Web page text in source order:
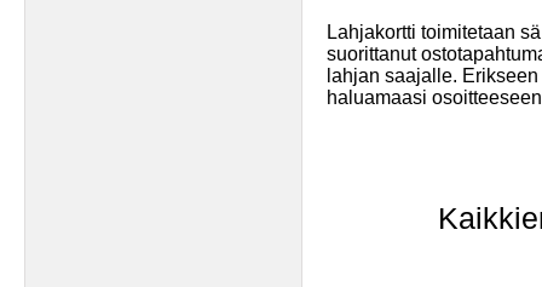
Lahjakortti toimitetaan
suorittanut
lahjan saajalle.
haluamaasi